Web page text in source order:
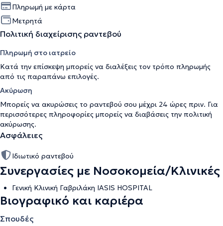
Πληρωμή με κάρτα
Μετρητά
Πολιτική διαχείρισης ραντεβού
Πληρωμή στο ιατρείο
Κατά την επίσκεψη μπορείς να διαλέξεις τον τρόπο πληρωμής
από τις παραπάνω επιλογές.
Ακύρωση
Μπορείς να ακυρώσεις το ραντεβού σου μέχρι 24 ώρες πριν. Για
περισσότερες πληροφορίες μπορείς να διαβάσεις την πολιτική
ακύρωσης.
Ασφάλειες
Ιδιωτικό ραντεβού
Συνεργασίες με Νοσοκομεία/Κλινικές
Γενική Κλινική Γαβριλάκη IASIS HOSPITAL
Βιογραφικό και καριέρα
Σπουδές